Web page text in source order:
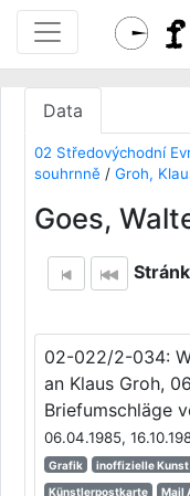
Data
02 Středovýchodní
souhrnně / Groh,
Goes,
02-022/2-034:
an Klaus Groh,
Briefumschläge
06.04.1985,
Grafik
inoffizielle Kunst
Künstlerpostkarte
Mail